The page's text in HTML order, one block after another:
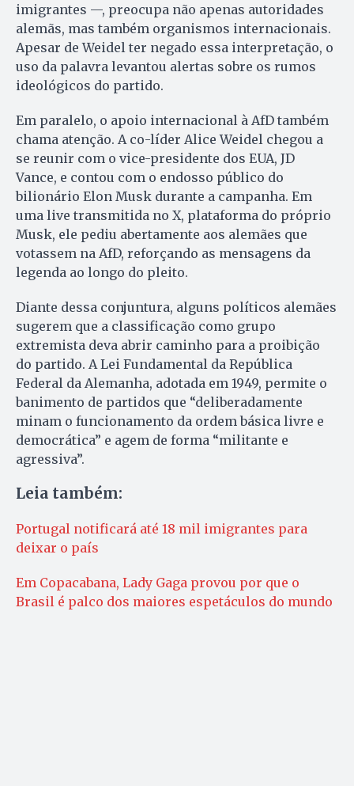
imigrantes —, preocupa não apenas autoridades
alemãs, mas também organismos internacionais.
Apesar de Weidel ter negado essa interpretação, o
uso da palavra levantou alertas sobre os rumos
ideológicos do partido.
Em paralelo, o apoio internacional à AfD também
chama atenção. A co-líder Alice Weidel chegou a
se reunir com o vice-presidente dos EUA, JD
Vance, e contou com o endosso público do
bilionário Elon Musk durante a campanha. Em
uma live transmitida no X, plataforma do próprio
Musk, ele pediu abertamente aos alemães que
votassem na AfD, reforçando as mensagens da
legenda ao longo do pleito.
Diante dessa conjuntura, alguns políticos alemães
sugerem que a classificação como grupo
extremista deva abrir caminho para a proibição
do partido. A Lei Fundamental da República
Federal da Alemanha, adotada em 1949, permite o
banimento de partidos que “deliberadamente
minam o funcionamento da ordem básica livre e
democrática” e agem de forma “militante e
agressiva”.
Leia também:
Portugal notificará até 18 mil imigrantes para
deixar o país
Em Copacabana, Lady Gaga provou por que o
Brasil é palco dos maiores espetáculos do mundo